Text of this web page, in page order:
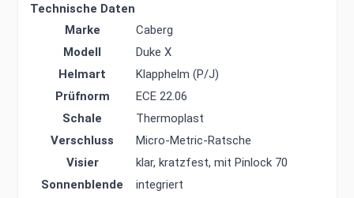
Technische Daten
Marke
Caberg
Modell
Duke X
Helmart
Klapphelm (P/J)
Prüfnorm
ECE 22.06
Schale
Thermoplast
Verschluss
Micro-Metric-Ratsche
Visier
klar, kratzfest, mit Pinlock 70
Sonnenblende
integriert